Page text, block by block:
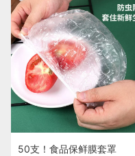
50支！食品保鲜膜套罩